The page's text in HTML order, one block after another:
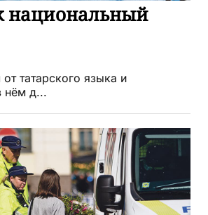
национальный
татарского языка и
нём д...